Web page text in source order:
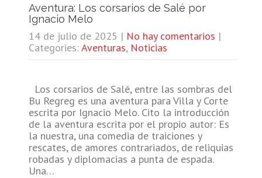
Aventura: Los corsarios de Salé por
Ignacio Melo
14 de julio de 2025 | No hay comentarios |
Categories:Aventuras, Noticias
Los corsarios de Salé, entre las sombras del
Bu Regreg es una aventura para Villa y Corte
escrita por Ignacio Melo. Cito la introducción
de la aventura escrita por el propio autor: Es
la nuestra, una comedia de traiciones y
rescates, de amores contrariados, de reliquias
robadas y diplomacias a punta de espada.
Una…